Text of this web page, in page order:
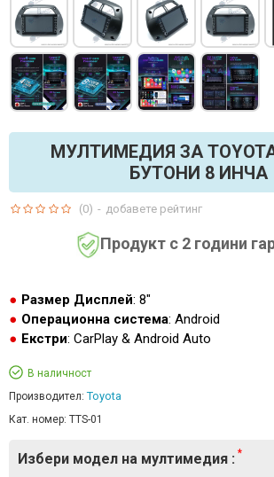
МУЛТИМЕДИЯ ЗА
БУТОНИ 8 ИНЧА
Продукт с 2 години
Размер Дисплей: 8"
Операционна система: Android
Екстри: CarPlay & Android Auto
В наличност
Производител: Toyota
Кат. номер: TTS-01
(0) - добавете рейтинг
Избери модел на мултимедия :